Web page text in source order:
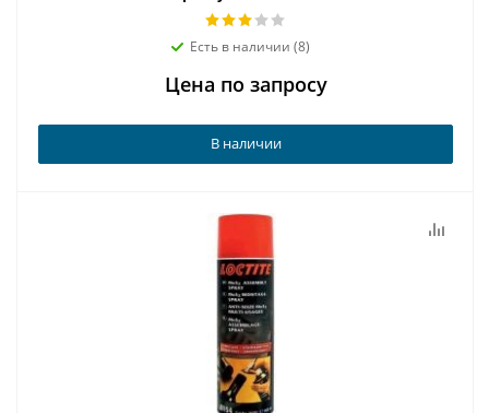
Есть в наличии (8)
Цена по запросу
В наличии